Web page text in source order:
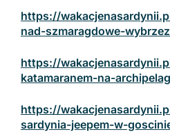
https://
nad-szmaragdowe-
https://
katamaranem-na-
https://
sardynia-jeepem-w-